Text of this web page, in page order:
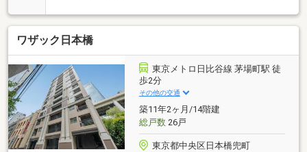
まで徒歩約10分と、お子様の登下校も安心できる距離
です。休日の運動やお散歩には、徒歩約2分の駅東公
園がおすすめ。眺望良好13階角部屋。南と東から二面
採光の明るいリビング・ダイニングは約17帖のゆとり
の広さ。1.25坪の広い浴室、床暖房やディスポーザー
など設備充実！≪ご内覧予約受付中≫ 実際に物件を
ご確認いただくことで、住んでみてからのイメージな
ど湧きやすくなります♪ ご内覧ご希望の方はご希望
の日時をお気軽にお申し付けください^^
ワザック日本橋
東京メトロ日比谷線 茅場町駅 徒
歩2分
その他の交通
築11年2ヶ月/14階建
総戸数26戸
東京都中央区日本橋兜町